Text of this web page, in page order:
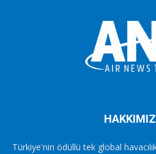
Türkiye'nin ödüllü tek global